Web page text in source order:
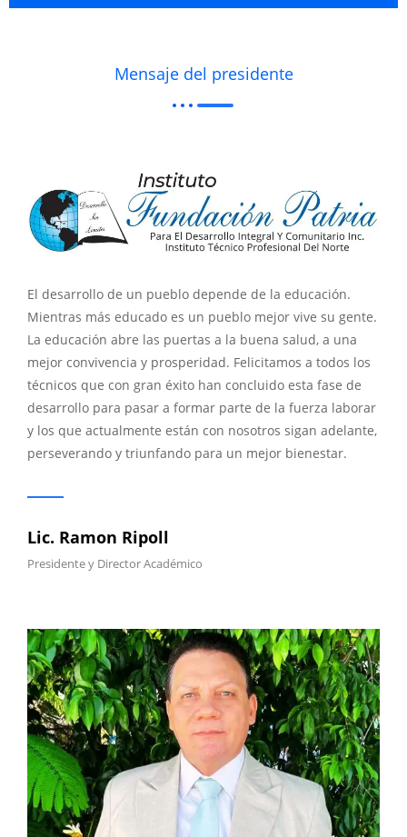
Mensaje del presidente
El desarrollo de un pueblo depende de la educación.
Mientras más educado es un pueblo mejor vive su gente.
La educación abre las puertas a la buena salud, a una
mejor convivencia y prosperidad. Felicitamos a todos los
técnicos que con gran éxito han concluido esta fase de
desarrollo para pasar a formar parte de la fuerza laborar
y los que actualmente están con nosotros sigan adelante,
perseverando y triunfando para un mejor bienestar.
Lic. Ramon Ripoll
Presidente y Director Académico